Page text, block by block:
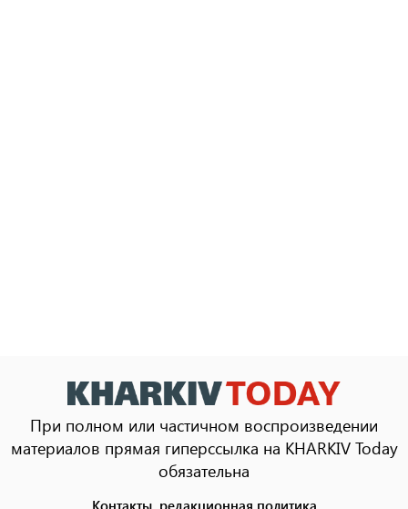
При полном или частичном воспроизведении
материалов прямая гиперссылка на KHARKIV Today
обязательна
Контакты, редакционная политика